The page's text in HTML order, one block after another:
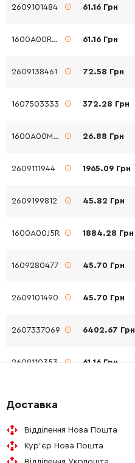
2609101484 61.16 Грн
1600A00RU8 61.16 Грн
2609138461 72.58 Грн
1607503333 372.28 Грн
1600A00M53 26.88 Грн
2609111944 1965.09 Грн
2609199812 45.82 Грн
1600A00J5R 1884.28 Грн
1609280477 45.70 Грн
2609101490 45.70 Грн
2607337069 6402.67 Грн
2609110353 61.16 Грн
2607225921 4123.40 Грн
2609199748 61.16 Грн
Доставка
Відділення Нова Пошта
Кур'єр Нова Пошта